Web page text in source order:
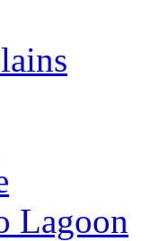
Lagoon